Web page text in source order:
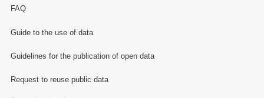
FAQ
Guide to the use of data
Guidelines for the publication of open data
Request to reuse public data